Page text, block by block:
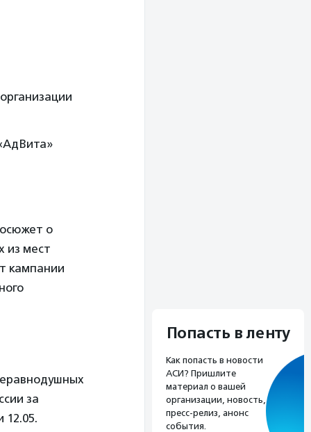
о
из мест
кампании
за
12.05.
Попасть в ленту
Как попасть в новости
АСИ? Пришлите
материал о вашей
организации, новость,
пресс-релиз, анонс
события.